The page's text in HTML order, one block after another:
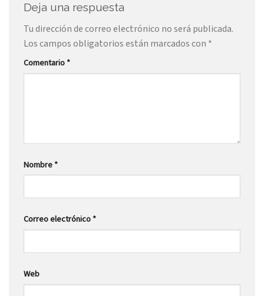
Deja una respuesta
Tu dirección de correo electrónico no será publicada.
Los campos obligatorios están marcados con *
Comentario*
Nombre*
Correo electrónico*
Web